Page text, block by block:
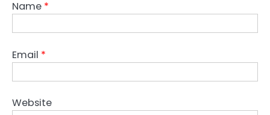
Name *
Email *
Website